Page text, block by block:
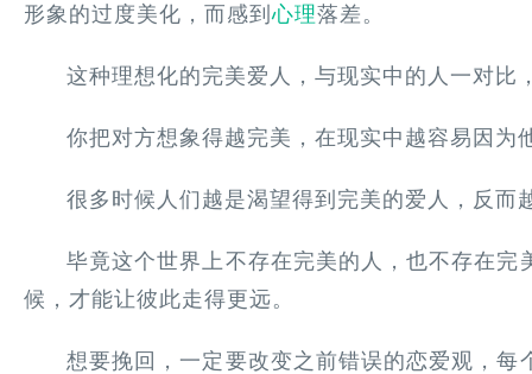
形象的过度美化，而感到心理落差。
这种理想化的完美爱人，与现实中的人一对比
你把对方想象得越完美，在现实中越容易因为
很多时候人们越是渴望得到完美的爱人，反而
毕竟这个世界上不存在完美的人，也不存在
候，才能让彼此走得更远。
想要挽回，一定要改变之前错误的恋爱观，